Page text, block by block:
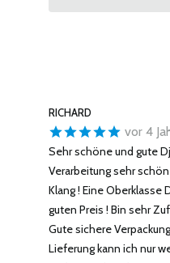
RICHARD
vor 4
Sehr schöne und gute
Verarbeitung sehr
Klang ! Eine Oberklasse
guten Preis ! Bin sehr
Gute sichere
Lieferung kann ich nur